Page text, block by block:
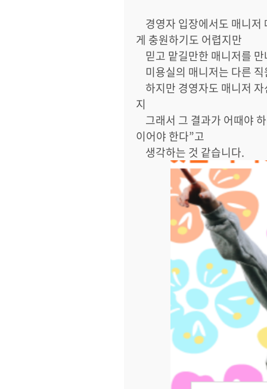
경영자 입장에서도 매니저
게 충원하기도 어렵지만
믿고 맡길만한 매니저를
미용실의 매니저는 다른
하지만 경영자도 매니저
지
그래서 그 결과가 어때야
이어야 한다”고
생각하는 것 같습니다.